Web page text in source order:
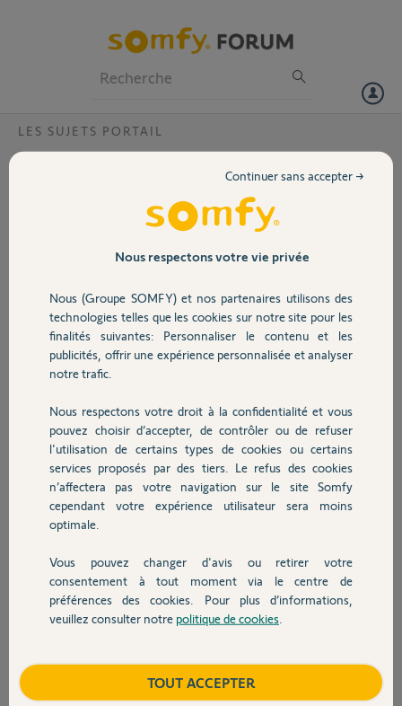
Volet
Sécurité
Domotique
Chauffage
Autres produits
Devis avec un pro
Contact
LES SUJETS PORTAIL
Pièces Bloc moteur portail coulissant
Bloc moteur portail heurté par une
voiture.Après diags, seul l'axe du moteur a
l’intérieur est faussé. Tout le reste est
déverrouillage...
Quelqu'un peut me dire ou trouver ces
pièces ?
Merci
il y a plus de 9 ans
Participer au fil de discussion
Réponses
Nous respectons votre vie privée
Nous (Groupe SOMFY) et nos partenaires utilisons des
technologies telles que les cookies sur notre site pour les
finalités suivantes: Personnaliser le contenu et les
publicités, offrir une expérience personnalisée et analyser
notre trafic.
Nous respectons votre droit à la confidentialité et vous
pouvez choisir d’accepter, de contrôler ou de refuser
l'utilisation de certains types de cookies ou certains
services proposés par des tiers. Le refus des cookies
n’affectera pas votre navigation sur le site Somfy
cependant votre expérience utilisateur sera moins
optimale.
Vous pouvez changer d'avis ou retirer votre
consentement à tout moment via le centre de
préférences des cookies. Pour plus d’informations,
veuillez consulter notre politique de cookies
Continuer sans accepter →
TOUT ACCEPTER